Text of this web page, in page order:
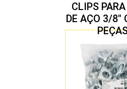
CLIPS
DE AÇO 3/8″